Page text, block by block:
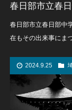
春日部市立春
春日部市立春日部中
在もその出来事にま
2024.9.25